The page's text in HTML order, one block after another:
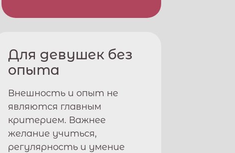
Для девушек без
опыта
Внешность и опыт не
являются главным
критерием. Важнее
желание учиться,
регулярность и умение